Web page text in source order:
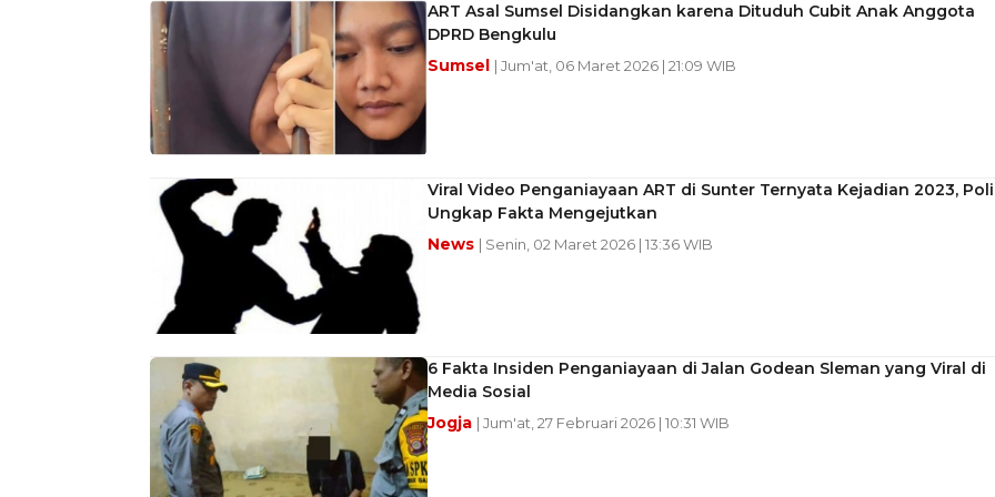
ART Asal Sumsel Disidangkan karena Dituduh Cubit Anak Anggota
DPRD Bengkulu
Sumsel | Jum'at, 06 Maret 2026 | 21:09 WIB
Viral Video Penganiayaan ART di Sunter Ternyata Kejadian 2023,
Ungkap Fakta Mengejutkan
News | Senin, 02 Maret 2026 | 13:36 WIB
6 Fakta Insiden Penganiayaan di Jalan Godean Sleman yang Viral di
Media Sosial
Jogja | Jum'at, 27 Februari 2026 | 10:31 WIB